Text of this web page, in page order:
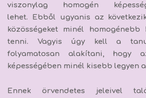
viszonylag homogén
lehet. Ebből ugyanis az
közösségeket minél homogénebb
tenni. Vagyis úgy kell a
folyamatosan alakítani, hogy
képességében minél kisebb legyen
Ennek örvendetes jeleivel